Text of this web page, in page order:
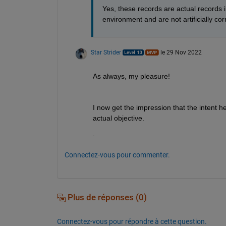
Yes, these records are actual
environment and are not artificially
Star Strider le 29 Nov 2022
As always, my pleasure!
I now get the impression that the intent
actual objective.
.
Connectez-vous pour commenter.
Plus de réponses (0)
Connectez-vous pour répondre à cette question.